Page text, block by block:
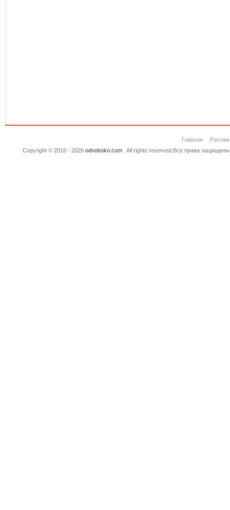
Главная
Copyright © 2015 - 2026 odnoboko.com. All rights reserved.Все права защищены.